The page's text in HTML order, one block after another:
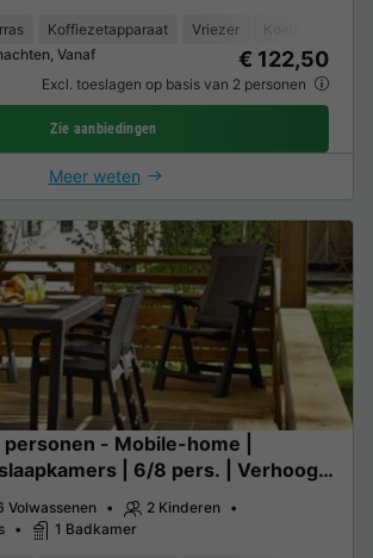
Koffiezetapparaat Vriezer Koelkast
Vanaf
€ 122,50
Excl. toeslagen op basis van 2 personen
Zie aanbiedingen
Meer weten
- Mobile-home |
| 6/8 pers. | Verhoogd
Volwassenen
2 Kinderen
1 Badkamer